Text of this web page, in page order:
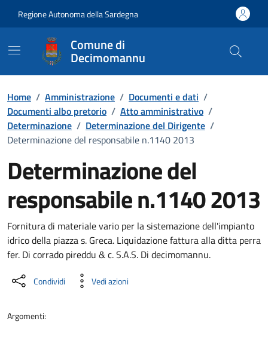
Regione Autonoma della Sardegna
Comune di
Decimomannu
Home / Amministrazione / Documenti e dati /
Documenti albo pretorio / Atto amministrativo /
Determinazione / Determinazione del Dirigente /
Determinazione del responsabile n.1140 2013
Determinazione del
responsabile n.1140 2013
Dettaglio del documento
Fornitura di materiale vario per la sistemazione dell'impianto
idrico della piazza s. Greca. Liquidazione fattura alla ditta perra
fer. Di corrado pireddu & c. S.A.S. Di decimomannu.
Condividi Vedi azioni
Argomenti: